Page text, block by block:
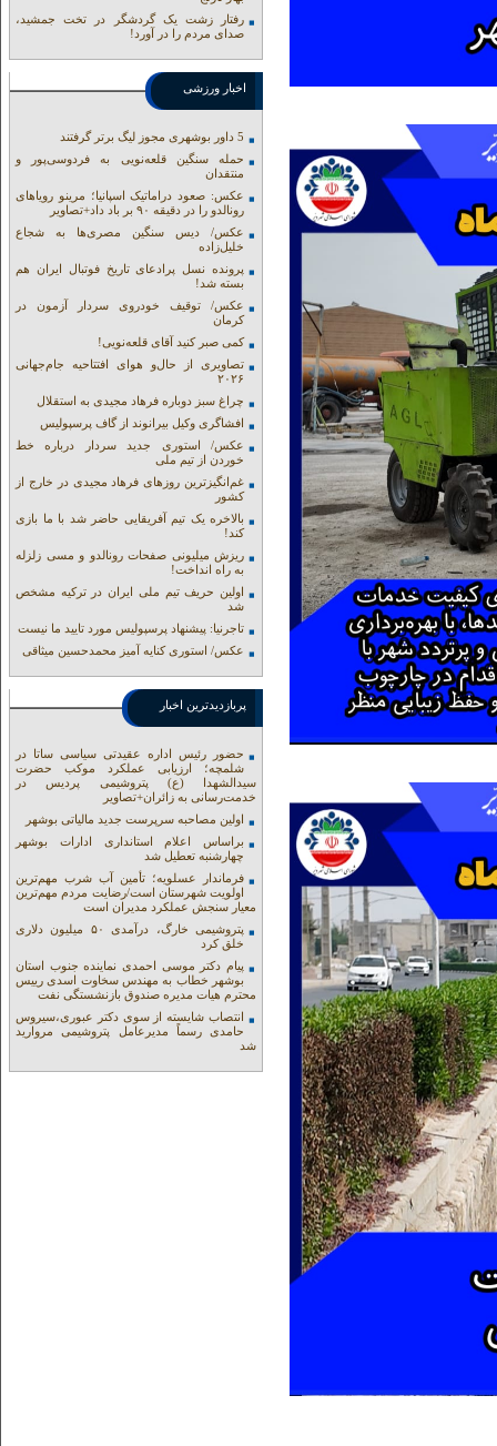
رفتار زشت یک گردشگر در تخت جمشید،
صدای مردم را در آورد!
اخبار ورزشی
5 داور بوشهری مجوز لیگ برتر گرفتند
حمله سنگین قلعه‌نویی به فردوسی‌پور و
منتقدان
عکس: صعود دراماتیک اسپانیا؛ مرینو رویاهای
رونالدو را در دقیقه ۹۰ بر باد داد+تصاویر
عکس/ دیس سنگین مصری‌ها به شجاع
خلیل‌زاده
پرونده نسل پرادعای تاریخ فوتبال ایران هم
بسته شد!
عکس/ توقیف خودروی سردار آزمون در
کرمان
کمی صبر کنید آقای قلعه‌نویی!
تصاویری از حال‌و هوای افتتاحیه جام‌جهانی
۲۰۲۶
چراغ سبز دوباره فرهاد مجیدی به استقلال
افشاگری وکیل بیرانوند از گاف‌ پرسپولیس
عکس/ استوری جدید سردار درباره خط
خوردن از تیم ملی
غم‌انگیزترین روزهای فرهاد مجیدی در خارج از
کشور
بالاخره یک تیم آفریقایی حاضر شد با ما بازی
کند!
ریزش میلیونی صفحات رونالدو و مسی زلزله
به راه انداخت!
اولین حریف تیم ملی ایران در ترکیه مشخص
شد
تاجرنیا: پیشنهاد پرسپولیس مورد تایید ما نیست
عکس/ استوری کنایه آمیز محمدحسین میثاقی
پربازدیدترین اخبار
حضور رئیس اداره عقیدتی سیاسی ساتا در
شلمچه؛ ارزیابی عملکرد موکب حضرت
سیدالشهدا (ع) پتروشیمی پردیس در
خدمت‌رسانی به زائران+تصاویر
اولین مصاحبه سرپرست جدید مالیاتی بوشهر
براساس اعلام استانداری ادارات بوشهر
چهارشنبه تعطیل شد
فرماندار عسلویه؛ تأمین آب شرب مهم‌ترین
اولویت شهرستان است/رضایت مردم مهم‌ترین
معیار سنجش عملکرد مدیران است
پتروشیمی خارگ، درآمدی ۵۰ میلیون دلاری
خلق کرد
پیام دکتر موسی احمدی نماینده جنوب استان
بوشهر خطاب به مهندس سخاوت اسدی رییس
محترم هیات مدیره صندوق بازنشستگی نفت
انتصاب شایسته از سوی دکتر عبوری،سیروس
حامدی رسماً مدیرعامل پتروشیمی مروارید
شد